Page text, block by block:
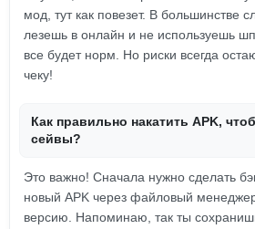
мод, тут как повезет. В большинстве
лезешь в онлайн и не используешь
все будет норм. Но риски всегда
чеку!
Как правильно накатить APK,
сейвы?
Это важно! Сначала нужно сделать
новый APK через файловый
версию. Напоминаю, так ты